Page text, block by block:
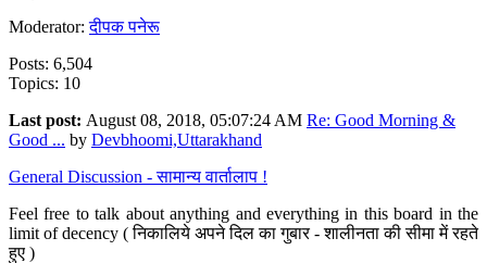
Moderator:दीपक पनेरू
Posts: 6,504
Topics: 10
Last post: August 08, 2018, 05:07:24 AM Re: Good Morning &
Good ... by Devbhoomi,Uttarakhand
General Discussion - सामान्य वार्तालाप !
Feel free to talk about anything and everything in this board in the
limit of decency ( निकालिये अपने दिल का गुबार - शालीनता की सीमा में रहते
हुए )